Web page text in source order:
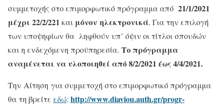
συμμετοχής στο επιμορφωτικό πρόγραμμα από 21/1/2021
μέχρι 22/2/221 και μόνον ηλεκτρονικά. Για την επιλογή
των υποψηφίων θα ληφθούν υπ’ όψιν οι τίτλοι σπουδών
και η ενδεχόμενη προϋπηρεσία. Το πρόγραμμα
αναμένεται να υλοποιηθεί από 8/2/2021 έως 4/4/2021.
Την Αίτηση για συμμετοχή στο επιμορφωτικό πρόγραμμα
θα τη βρείτε εδώ: http://www.diaviou.auth.gr/progr-